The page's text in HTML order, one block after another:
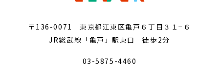
〒136-0071 東京都江東区亀戸６丁目３１−６
JR総武線「亀戸」駅東口 徒歩2分
03-5875-4460